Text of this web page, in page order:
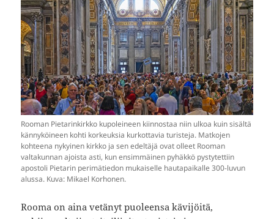
Rooman Pietarinkirkko kupoleineen kiinnostaa niin ulkoa kuin sisältä
kännyköineen kohti korkeuksia kurkottavia turisteja. Matkojen
kohteena nykyinen kirkko ja sen edeltäjä ovat olleet Rooman
valtakunnan ajoista asti, kun ensimmäinen pyhäkkö pystytettiin
apostoli Pietarin perimätiedon mukaiselle hautapaikalle 300-luvun
alussa. Kuva: Mikael Korhonen.
Rooma on aina vetänyt puoleensa kävijöitä,